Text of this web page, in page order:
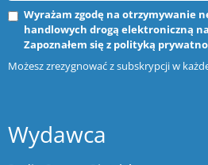
Wyrażam zgodę na otrzymywanie
handlowych drogą elektroniczną
Zapoznałem się z polityką
Możesz zrezygnować z subskrypcji w
Wydawca